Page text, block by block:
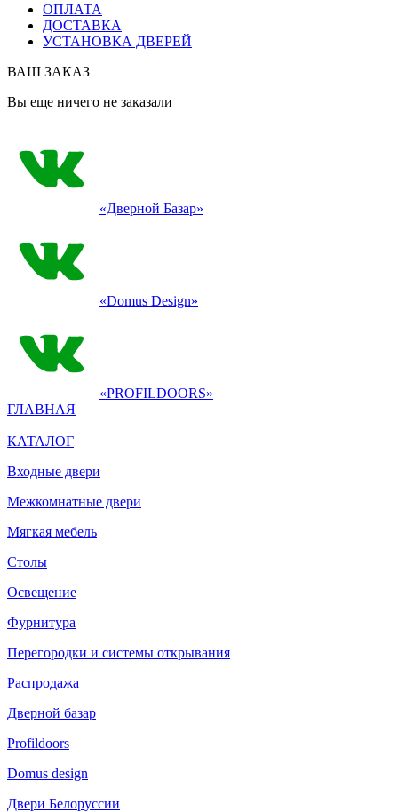
ОПЛАТА
ДОСТАВКА
УСТАНОВКА ДВЕРЕЙ
ВАШ ЗАКАЗ
Вы еще ничего не заказали
«Дверной Базар»
«Domus Design»
«PROFILDOORS»
ГЛАВНАЯ
КАТАЛОГ
Входные двери
Межкомнатные двери
Мягкая мебель
Столы
Освещение
Фурнитура
Перегородки и системы открывания
Распродажа
Дверной базар
Profildoors
Domus design
Двери Белоруссии